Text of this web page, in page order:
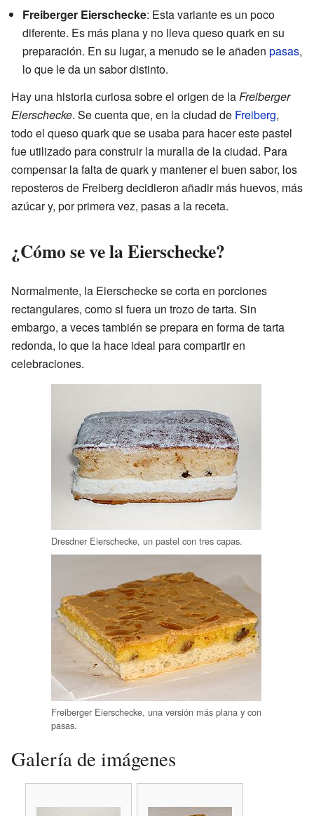
Freiberger Eierschecke: Esta variante es un poco
diferente. Es más plana y no lleva queso quark en su
preparación. En su lugar, a menudo se le añaden pasas,
lo que le da un sabor distinto.
Hay una historia curiosa sobre el origen de laFreiberger
Eierschecke. Se cuenta que, en la ciudad de Freiberg,
todo el queso quark que se usaba para hacer este pastel
fue utilizado para construir la muralla de la ciudad. Para
compensar la falta de quark y mantener el buen sabor, los
reposteros de Freiberg decidieron añadir más huevos, más
azúcar y, por primera vez, pasas a la receta.
¿Cómo se ve la Eierschecke?
Normalmente, la Eierschecke se corta en porciones
rectangulares, como si fuera un trozo de tarta. Sin
embargo, a veces también se prepara en forma de tarta
redonda, lo que la hace ideal para compartir en
celebraciones.
Dresdner Eierschecke, un pastel con tres capas.
Freiberger Eierschecke, una versión más plana y con
pasas.
Galería de imágenes